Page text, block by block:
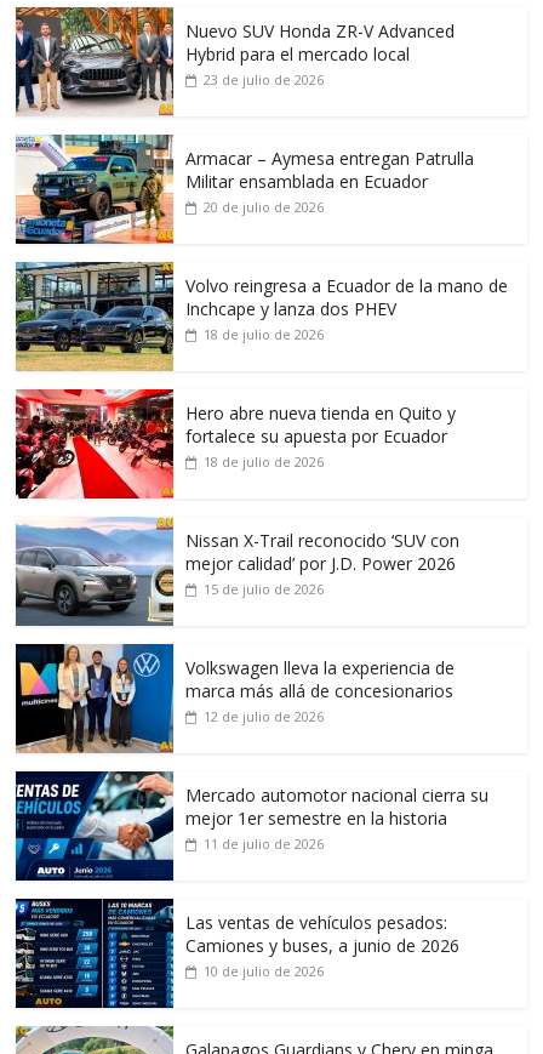
Nuevo SUV Honda ZR-V Advanced
Hybrid para el mercado local
23 de julio de 2026
Armacar – Aymesa entregan Patrulla
Militar ensamblada en Ecuador
20 de julio de 2026
Volvo reingresa a Ecuador de la mano de
Inchcape y lanza dos PHEV
18 de julio de 2026
Hero abre nueva tienda en Quito y
fortalece su apuesta por Ecuador
18 de julio de 2026
Nissan X-Trail reconocido ‘SUV con
mejor calidad’ por J.D. Power 2026
15 de julio de 2026
Volkswagen lleva la experiencia de
marca más allá de concesionarios
12 de julio de 2026
Mercado automotor nacional cierra su
mejor 1er semestre en la historia
11 de julio de 2026
Las ventas de vehículos pesados:
Camiones y buses, a junio de 2026
10 de julio de 2026